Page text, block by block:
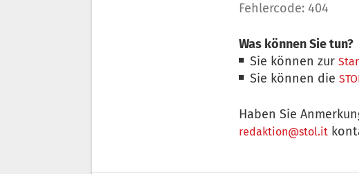
Fehlercode: 404
Was können Sie tun?
Sie können zur
Sie können die
Haben Sie
redaktion@stol.it